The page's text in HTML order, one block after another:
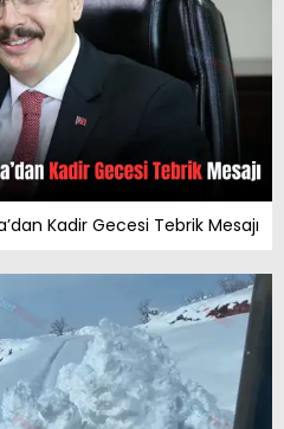
Kadir Gecesi Tebrik Mesajı